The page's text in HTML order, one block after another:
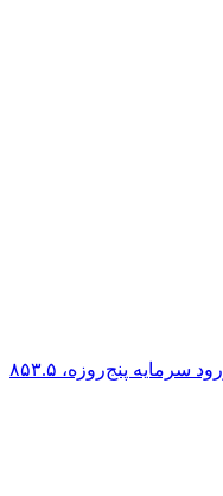
صندوق‌های ETF بیت‌کوین در یک روند ورود سرمایه پنج‌روزه، ۸۵۳.۵